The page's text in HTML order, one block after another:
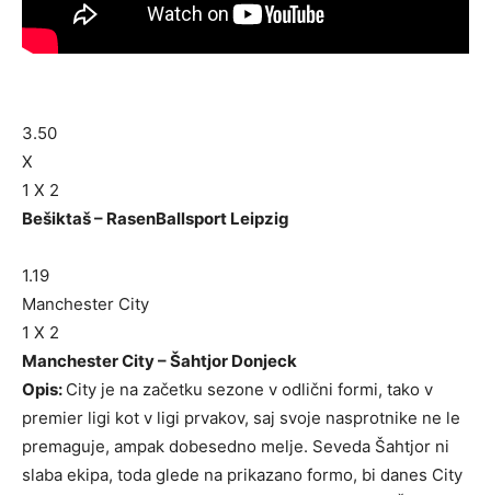
3.50
X
1 X 2
Bešiktaš – RasenBallsport Leipzig
1.19
Manchester City
1 X 2
Manchester City – Šahtjor Donjeck
Opis: City je na začetku sezone v odlični formi, tako v
premier ligi kot v ligi prvakov, saj svoje nasprotnike ne le
premaguje, ampak dobesedno melje. Seveda Šahtjor ni
slaba ekipa, toda glede na prikazano formo, bi danes City